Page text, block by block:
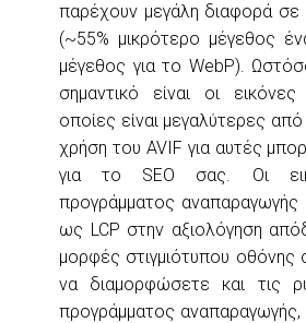
παρέχουν μεγάλη διαφορά σε
(~55% μικρότερο μέγεθος
μέγεθος για το WebP).
σημαντικό είναι οι
οποίες είναι μεγαλύτερες από
χρήση του AVIF για αυτές
για το SEO σας. Οι
προγράμματος
ως LCP στην αξιολόγηση
μορφές στιγμιότυπου
να διαμορφώσετε και τις
προγράμματος